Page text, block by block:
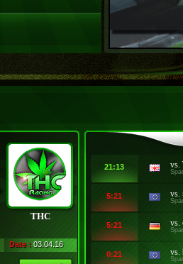
THC
Date : 03.04.16
21:13 vs.
5:21 vs.
5:21 vs.
0:21 vs.